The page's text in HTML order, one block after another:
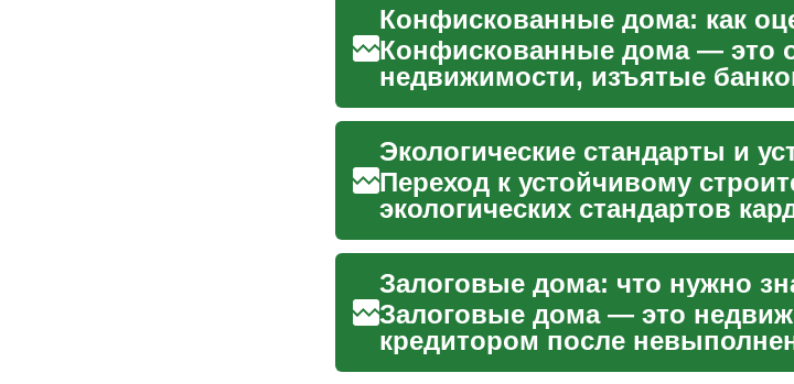
Конфискованные дома — это
недвижимости, изъятые
после неуплаты по ипотеке
Переход к устойчивому
экологических стандартов
строительную отрасль. Эти...
Залоговые дома: что нужно
Залоговые дома — это
кредитором после
условий ипотечного договора.